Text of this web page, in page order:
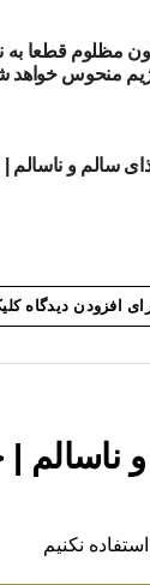
مظلوم قطعا به
منحوس خواهد
سالم و
افزودن دیدگاه
و
نکنیم